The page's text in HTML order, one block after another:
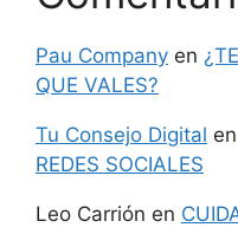
Pau Company en
QUE VALES?
Tu Consejo Digital en
REDES SOCIALES
Leo Carrión en